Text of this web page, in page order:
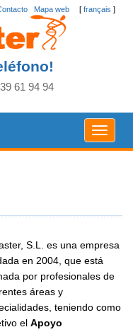
[ français ]
Mapa web
61 94 94
Toggle
S.L. es una empresa
en 2004, que está
por profesionales de
áreas y
teniendo como
el Apoyo